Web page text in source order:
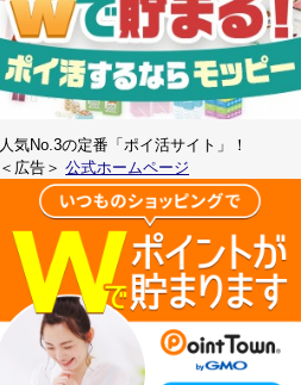
人気No.3の定番「ポイ活サイト」！
＜広告＞ 公式ホームページ